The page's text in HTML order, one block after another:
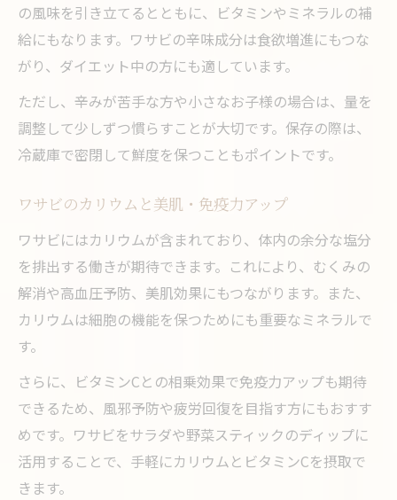
の風味を引き立てるとともに、ビタミンやミネラルの補
給にもなります。ワサビの辛味成分は食欲増進にもつな
がり、ダイエット中の方にも適しています。
ただし、辛みが苦手な方や小さなお子様の場合は、量を
調整して少しずつ慣らすことが大切です。保存の際は、
冷蔵庫で密閉して鮮度を保つこともポイントです。
ワサビのカリウムと美肌・免疫力アップ
ワサビにはカリウムが含まれており、体内の余分な塩分
を排出する働きが期待できます。これにより、むくみの
解消や高血圧予防、美肌効果にもつながります。また、
カリウムは細胞の機能を保つためにも重要なミネラルで
す。
さらに、ビタミンCとの相乗効果で免疫力アップも期待
できるため、風邪予防や疲労回復を目指す方にもおすす
めです。ワサビをサラダや野菜スティックのディップに
活用することで、手軽にカリウムとビタミンCを摂取で
きます。